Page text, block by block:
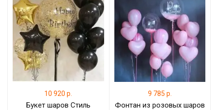
10 920 р.
Букет шаров Стиль
9 785 р.
Фонтан из розовых шаров